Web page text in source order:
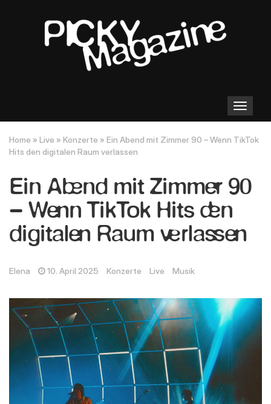
Toggle
navigation
Home » Live » Konzerte » Ein Abend mit Zimmer 90 – Wenn TikTok
Hits den digitalen Raum verlassen
Ein Abend mit Zimmer 90
– Wenn TikTok Hits den
digitalen Raum verlassen
Elena 10. April 2025 Konzerte Live Musik